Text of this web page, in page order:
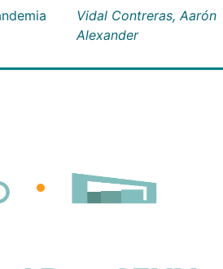
Vidal Contreras, Aarón
Alexander